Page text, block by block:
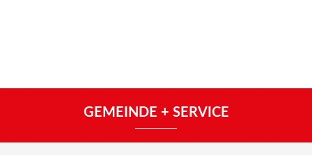
GEMEINDE + SERVICE